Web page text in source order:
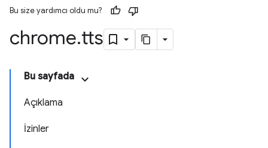
Bu size yardımcı oldu mu?
chrome.tts
Bu sayfada
Açıklama
İzinler